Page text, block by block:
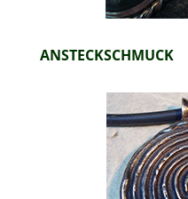
ANSTECKSCHMUCK